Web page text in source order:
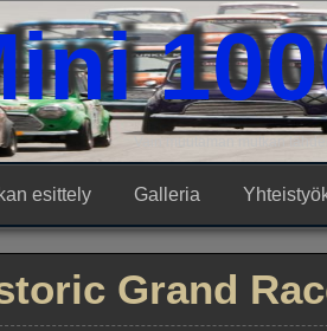
esittely Galleria
Grand